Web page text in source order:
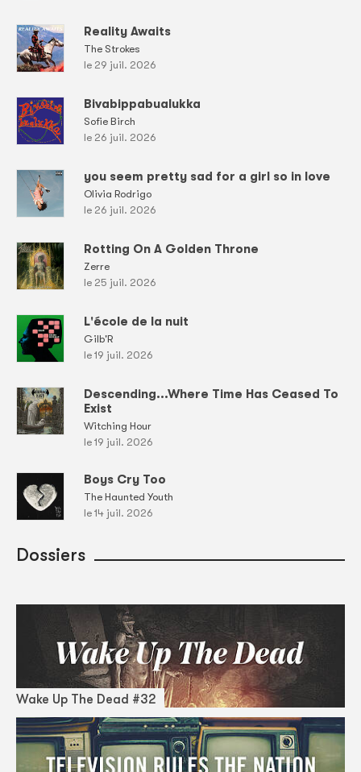
Reality Awaits
The Strokes
le 29 juil. 2026
Bivabippabualukka
Sofie Birch
le 26 juil. 2026
you seem pretty sad for a girl so in love
Olivia Rodrigo
le 26 juil. 2026
Rotting On A Golden Throne
Zerre
le 25 juil. 2026
L'école de la nuit
Gilb'R
le 19 juil. 2026
Descending...Where Time Has Ceased To
Exist
Witching Hour
le 19 juil. 2026
Boys Cry Too
The Haunted Youth
le 14 juil. 2026
Dossiers
Wake Up The Dead #32